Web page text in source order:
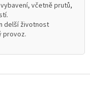
včetně prutů,
delší životnost
provoz.